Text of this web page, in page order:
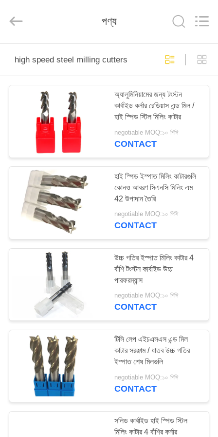
পণ্য
কারখানা
উদ্ধৃতির
জন্য
আবেদন
PRIVACY
Manufacturing
Reserved.
পণ্য
high speed steel milling cutters
অ্যালুমিনিয়ামের জন্য টংস্টন
কার্বাইড কর্নার রেডিয়াস এন্ড মিল /
হাই স্পিড স্টিল মিলিং কাটার
negotiable MOQ:১০ পিসি
CONTACT
হাই স্পিড ইস্পাত মিলিং কাটারগুলি
কোনও আবরণ সিএনসি মিলিং এম
42 উপাদান তৈরি
negotiable MOQ:১০ পিসি
CONTACT
উচ্চ গতির ইস্পাত মিলিং কাটার 4
বাঁশি টংস্টন কার্বাইড উচ্চ
পারফরম্যান্স
negotiable MOQ:১০ পিসি
CONTACT
টিসি লেপ এইচএসএস এন্ড মিল
কাটার সরঞ্জাম / ধাতব উচ্চ গতির
ইস্পাত শেষ মিলগুলি
negotiable MOQ:১০ পিসি
CONTACT
সলিড কার্বাইড হাই স্পিড স্টিল
মিলিং কাটার 4 বাঁশির কর্নার